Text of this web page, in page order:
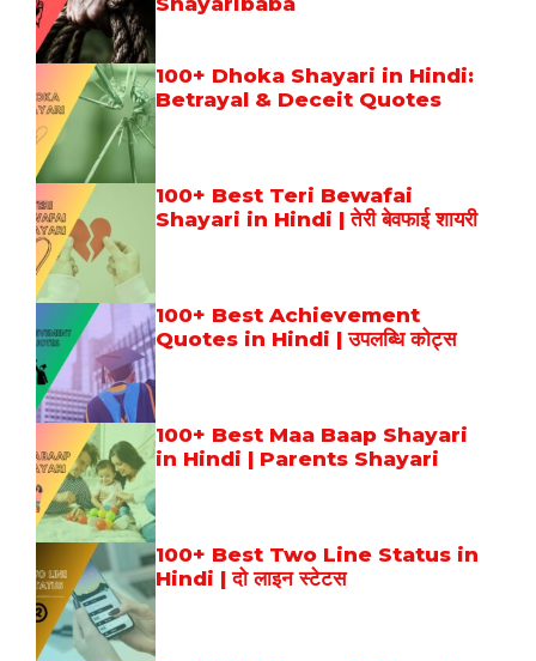
100+ Dhoka Shayari in Hindi:
Betrayal & Deceit Quotes
100+ Best Teri Bewafai
Shayari in Hindi | तेरी बेवफाई शायरी
100+ Best Achievement
Quotes in Hindi | उपलब्धि कोट्स
100+ Best Maa Baap Shayari
in Hindi | Parents Shayari
100+ Best Two Line Status in
Hindi | दो लाइन स्टेटस